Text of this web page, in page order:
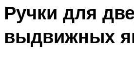
Ручки для
выдвижных